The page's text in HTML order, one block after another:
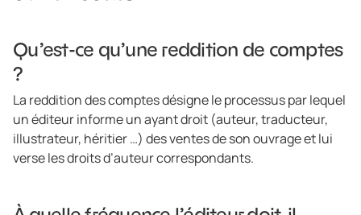
Qu’est-ce qu’une reddition de comptes
?
La reddition des comptes désigne le processus par lequel
un éditeur informe un ayant droit (auteur, traducteur,
illustrateur, héritier …) des ventes de son ouvrage et lui
verse les droits d’auteur correspondants.